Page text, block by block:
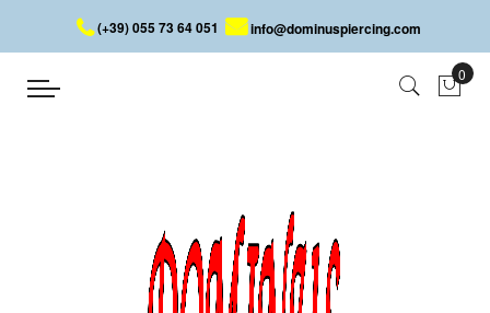
(+39) 055 73 64 051 info@dominuspiercing.com
RINGPIERCING MIT KUGEL